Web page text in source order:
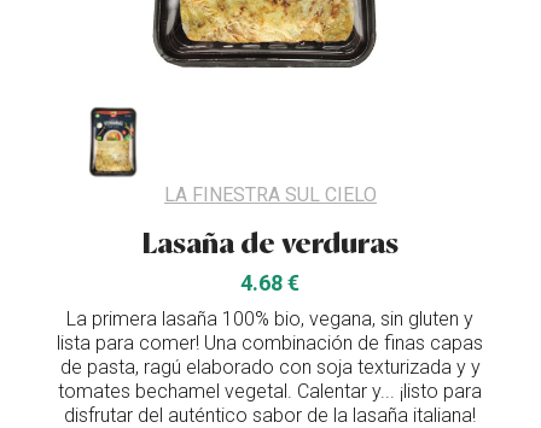
LA FINESTRA SUL CIELO
Lasaña de verduras
4.68 €
La primera lasaña 100% bio, vegana, sin gluten y
lista para comer! Una combinación de finas capas
de pasta, ragú elaborado con soja texturizada y y
tomates bechamel vegetal. Calentar y... ¡listo para
disfrutar del auténtico sabor de la lasaña italiana!